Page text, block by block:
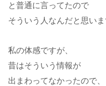
と普通に言ってたので
そういう人なんだと思いま
私の体感ですが、
昔はそういう情報が
出まわってなかったので、